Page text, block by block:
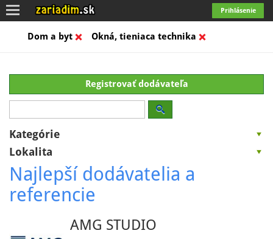
Prihlásenie
Toggle
navigation
Dom a byt
Okná, tieniaca technika
Registrovať dodávateľa
Kategórie
Lokalita
Najlepší dodávatelia a
referencie
AMG STUDIO